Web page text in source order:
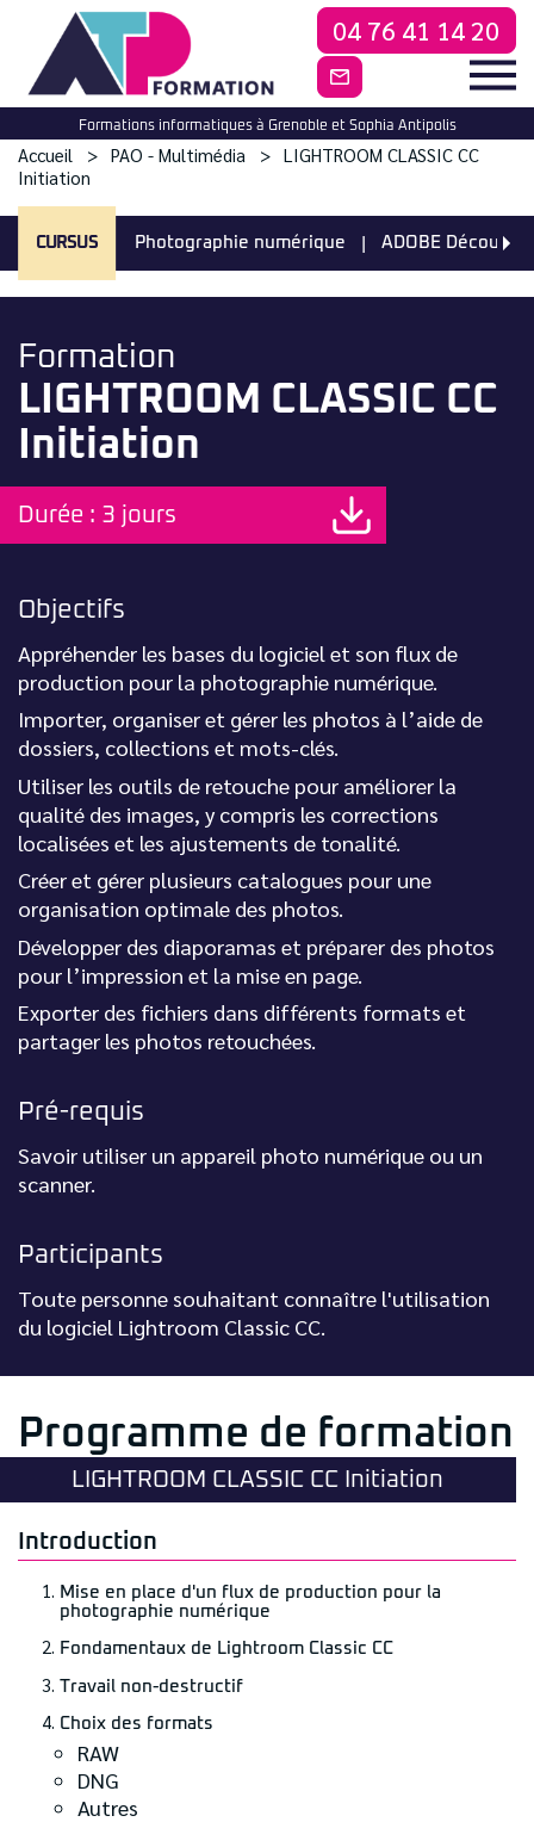
04 76 41 14 20
CONTACTEZ-
Formations informatiques à Grenoble et Sophia Antipolis
Accueil PAO - Multimédia
LIGHTROOM CLASSIC CC
Initiation
CURSUS Photographie numérique ADOBE
Formation
LIGHTROOM CLASSIC CC
Initiation
Durée : 3 jours
Objectifs
Appréhender les bases du logiciel et son flux de
production pour la photographie numérique.
Importer, organiser et gérer les photos à l’aide de
dossiers, collections et mots-clés.
Utiliser les outils de retouche pour améliorer la
qualité des images, y compris les corrections
localisées et les ajustements de tonalité.
Créer et gérer plusieurs catalogues pour une
organisation optimale des photos.
Développer des diaporamas et préparer des photos
pour l’impression et la mise en page.
Exporter des fichiers dans différents formats et
partager les photos retouchées.
Pré-requis
Savoir utiliser un appareil photo numérique ou un
scanner.
Participants
Toute personne souhaitant connaître l'utilisation
du logiciel Lightroom Classic CC.
Programme de formation
LIGHTROOM CLASSIC CC Initiation
Introduction
Mise en place d'un flux de production pour la
photographie numérique
Fondamentaux de Lightroom Classic CC
Travail non-destructif
Choix des formats
RAW
DNG
Autres